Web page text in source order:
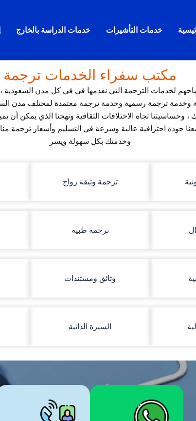
خدمات التأشيرات خدمات الدراسة بالخارج
مكتب سفراء الخدمات ترجمة
لخدمات الترجمة التي نقدمها في في كل مدن
ترجمة رسمية وخدمة ترجمة معتمدة لمختلف مدن
وحساسيتنا تجاه الاختلافات الثقافية ونهجنا الذي يمكن
جودة احترافية عالية وسرعة في التسليم وأسعار
وخدمتك بكل سهولة ويسر
ترجمة وثيقة زواج
ترجمة طبية
وثائق ومستندات
السيرة الذاتية